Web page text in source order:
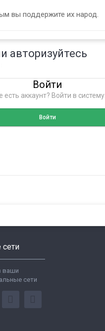
вы поддержите их народ.
авторизуйтесь
Войти
есть аккаунт? Войти в систему.
Войти
ваши
сети